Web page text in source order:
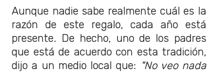
Aunque nadie sabe realmente cuál es la
razón de este regalo, cada año está
presente. De hecho, uno de los padres
que está de acuerdo con esta tradición,
dijo a un medio local que: "No veo nada